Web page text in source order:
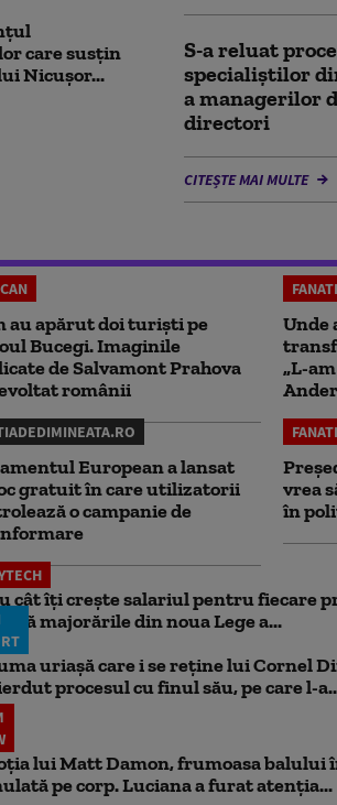
care susțin
Nicușor...
S-a reluat
specialiştilor
a managerilor
directori
CITEȘTE MAI MULTE
au apărut doi turiști pe
Bucegi. Imaginile
de Salvamont Prahova
românii
Unde
„L-
European a lansat
gratuit în care utilizatorii
o campanie de
vrea
în
cât îți crește salariul pentru fiecare
majorările din noua Lege a...
uriașă care i se reține lui Cornel
procesul cu finul său, pe care l-
lui Matt Damon, frumoasa balului
pe corp. Luciana a furat atenția...